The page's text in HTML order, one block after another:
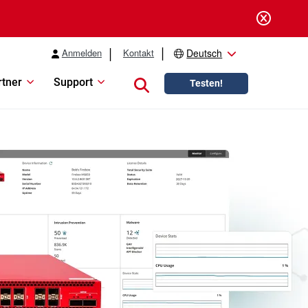
Anmelden Kontakt Deutsch
Support Close search
Testen!